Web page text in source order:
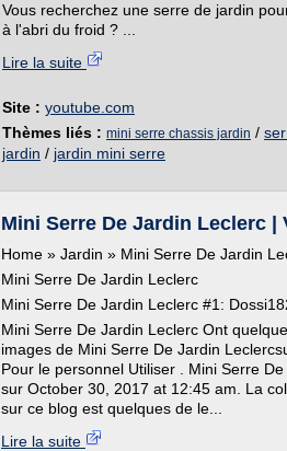
Vous recherchez une serre de jardin
à l'abri du froid ? ...
Lire la suite
Site : youtube.com
Thèmes liés : mini serre chassis jardin /
jardin / jardin mini serre
Mini Serre De Jardin Leclerc |
Home » Jardin » Mini Serre De Jardin
Mini Serre De Jardin Leclerc
Mini Serre De Jardin Leclerc #1:
Mini Serre De Jardin Leclerc Ont
images de Mini Serre De Jardin
Pour le personnel Utiliser . Mini Serre
sur October 30, 2017 at 12:45 am. La
sur ce blog est quelques de le...
Lire la suite